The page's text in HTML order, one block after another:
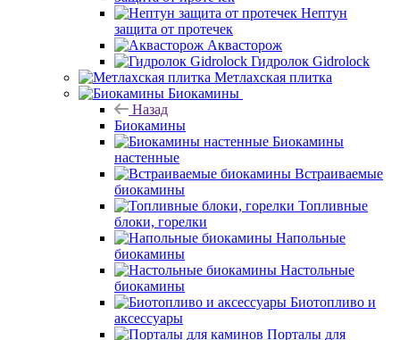
Нептун
защита от протечек
Аквасторож
Гидролок Gidrolock
Метлахская плитка
Биокамины
Назад
Биокамины
Биокамины
настенные
Встраиваемые
биокамины
Топливные
блоки, горелки
Напольные
биокамины
Настольные
биокамины
Биотопливо и
аксессуары
Порталы для